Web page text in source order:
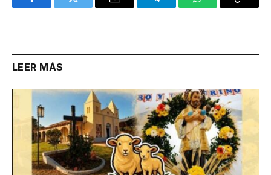
FacebookTwitter Email TelegramWhatsAppCopy
LEER MÁS